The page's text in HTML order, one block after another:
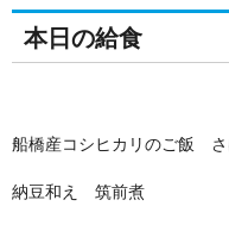
本日の給食
船橋産コシヒカリのご飯
納豆和え 筑前煮